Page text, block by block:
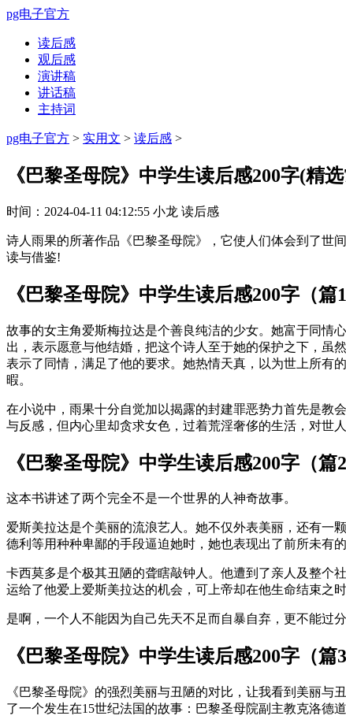
pg电子官方
读后感
观后感
演讲稿
讲话稿
主持词
pg电子官方 > 实用文 > 读后感 >
《巴黎圣母院》中学生读后感200字(精
时间： 2024-04-11 04:12:55 小龙 读后感
诗人雨果的所著作品《巴黎圣母院》，它使人们体会到了世
读与借鉴!
《巴黎圣母院》中学生读后感200字（篇1
故事的女主角爱斯梅拉达是个善良纯洁的少女。她富于同
出，表示愿意与他结婚，把这个诗人至于她的保护之下，虽
表示了同情，满足了他的要求。她热情天真，以为世上所有
暇。
在小说中，雨果十分自觉加以揭露的封建罪恶势力首先是教
与反感，但内心里却贪求女色，过着荒淫奢侈的生活，对世人
《巴黎圣母院》中学生读后感200字（篇2
这本书讲述了两个完全不是一个世界的人神奇故事。
爱斯美拉达是个美丽的流浪艺人。她不仅外表美丽，还有一
德利等用种种卑鄙的手段逼迫她时，她也表现出了前所未
卡西莫多是个极其丑陋的聋瞎敲钟人。他遭到了亲人及整个
运给了他爱上爱斯美拉达的机会，可上帝却在他生命结束
是啊，一个人不能因为自己先天不足而自暴自弃，更不能过
《巴黎圣母院》中学生读后感200字（篇3
《巴黎圣母院》的强烈美丽与丑陋的对比，让我看到美丽
了一个发生在15世纪法国的故事：巴黎圣母院副主教克洛德